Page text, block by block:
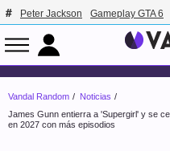
Peter Jackson Gameplay GTA 6
Vandal Random
Noticias
James Gunn entierra a 'Supergirl' y se
en 2027 con más episodios